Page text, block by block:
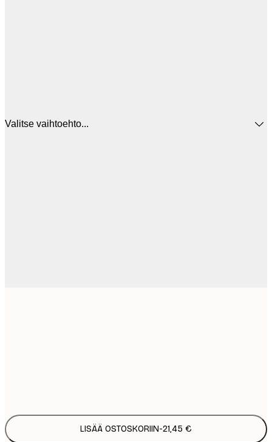
Valitse vaihtoehto...
LISÄÄ OSTOSKORIIN-21,45 €